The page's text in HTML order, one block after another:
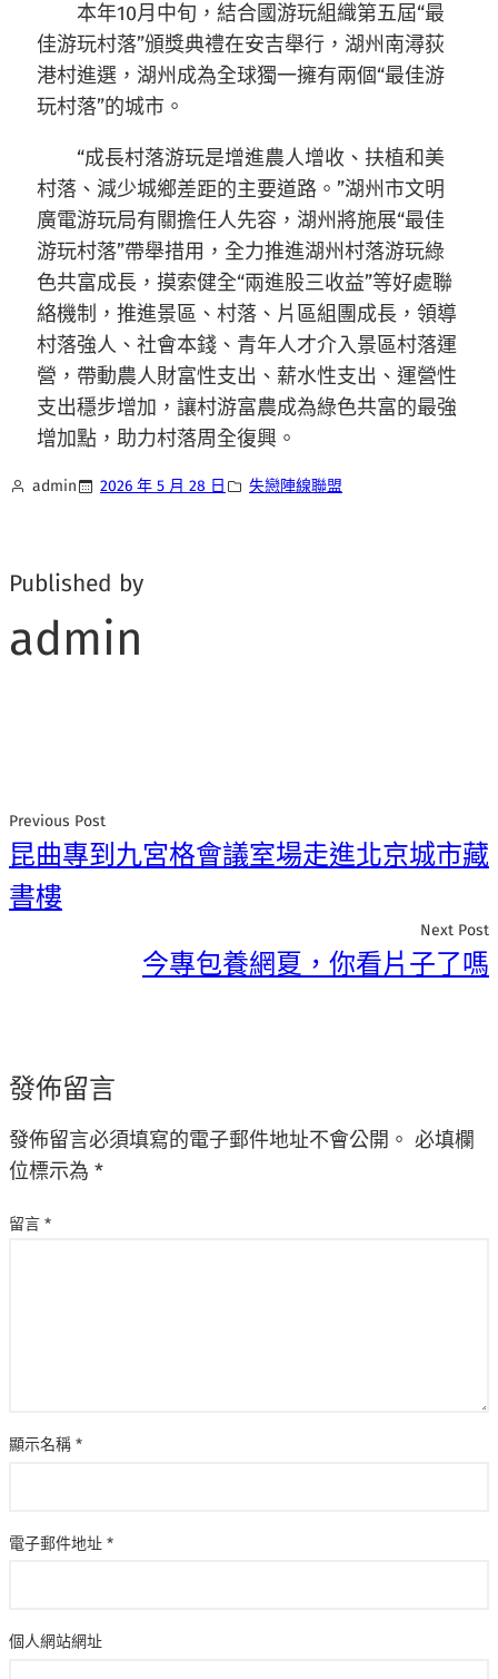
本年10月中旬，結合國游玩組織第五屆“最
佳游玩村落”頒獎典禮在安吉舉行，湖州南潯荻
港村進選，湖州成為全球獨一擁有兩個“最佳游
玩村落”的城市。
“成長村落游玩是增進農人增收、扶植和美
村落、減少城鄉差距的主要道路。”湖州市文明
廣電游玩局有關擔任人先容，湖州將施展“最佳
游玩村落”帶舉措用，全力推進湖州村落游玩綠
色共富成長，摸索健全“兩進股三收益”等好處聯
絡機制，推進景區、村落、片區組團成長，領導
村落強人、社會本錢、青年人才介入景區村落運
營，帶動農人財富性支出、薪水性支出、運營性
支出穩步增加，讓村游富農成為綠色共富的最強
增加點，助力村落周全復興。
admin 2026 年 5 月 28 日 失戀陣線聯盟
Published by
admin
Previous Post
昆曲專到九宮格會議室場走進北京城市藏
書樓
Next Post
今專包養網夏，你看片子了嗎
發佈留言
發佈留言必須填寫的電子郵件地址不會公開。 必填欄
位標示為 *
留言 *
顯示名稱 *
電子郵件地址 *
個人網站網址